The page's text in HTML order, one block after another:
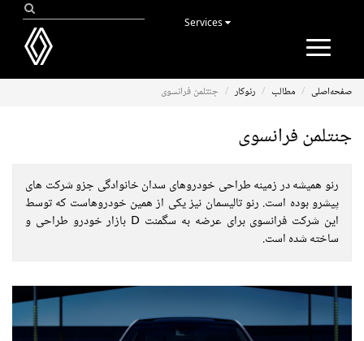
Toggle
صفحه‌اصلی مطالب رنوکار جنتلمن فرانسوی
جنتلمن فرانسوی
رنو همیشه در زمینه طراحی خودروهای سدان خانوادگی جزو شرکت های
پیشرو بوده است. رنو تالیسمان نیز یکی از همین خودروهاست که توسط
این شرکت فرانسوی برای عرضه به سگمنت D بازار خودرو طراحی و
ساخته شده است.